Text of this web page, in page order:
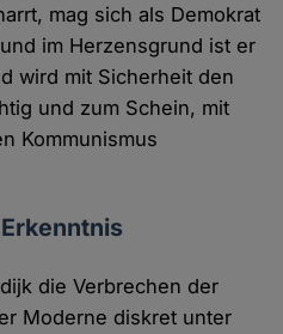
mag sich als Demokrat
im Herzensgrund ist er
wird mit Sicherheit den
und zum Schein, mit
Kommunismus
die Verbrechen der
Moderne diskret unter